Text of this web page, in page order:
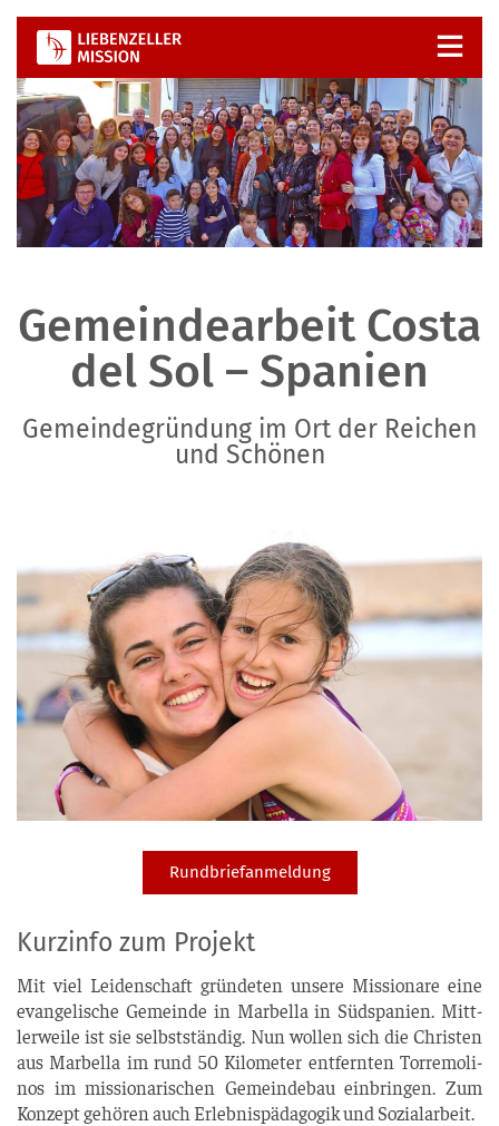
Zum
Inhalt
springen
Gemeindearbeit Costa
del Sol – Spanien
Gemeindegründung im Ort der Reichen
und Schönen
Rundbriefanmeldung
Kurzinfo zum Projekt
Mit viel Lei­den­schaft grün­de­ten unse­re Mis­sio­na­re eine
evan­ge­li­sche Gemein­de in Mar­bel­la in Süd­spa­ni­en. Mitt­
ler­wei­le ist sie selbst­stän­dig. Nun wol­len sich die Chris­ten
aus Mar­bel­la im rund 50 Kilo­me­ter ent­fern­ten Tor­re­mo­li­
nos im mis­sio­na­ri­schen Gemein­de­bau ein­brin­gen. Zum
Kon­zept gehö­ren auch Erleb­nis­päd­ago­gik und Sozialarbeit.